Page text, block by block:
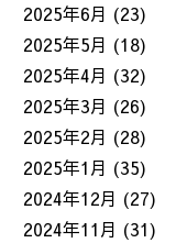
2025年6月 (23)
2025年5月 (18)
2025年4月 (32)
2025年3月 (26)
2025年2月 (28)
2025年1月 (35)
2024年12月 (27)
2024年11月 (31)